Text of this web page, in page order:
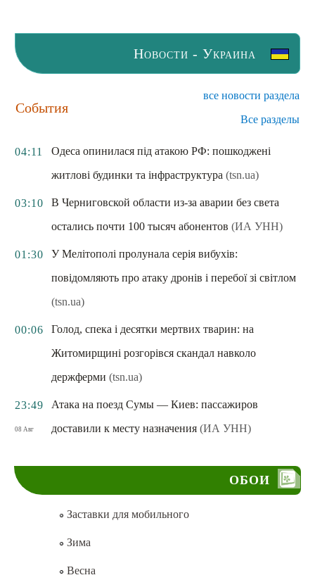
Новости - Украина
События
все новости раздела
Все разделы
04:11
Одеса опинилася під атакою РФ: пошкоджені
житлові будинки та інфраструктура (tsn.ua)
03:10
В Черниговской области из-за аварии без света
остались почти 100 тысяч абонентов (ИА УНН)
01:30
У Мелітополі пролунала серія вибухів:
повідомляють про атаку дронів і перебої зі світлом
(tsn.ua)
00:06
Голод, спека і десятки мертвих тварин: на
Житомирщині розгорівся скандал навколо
держферми (tsn.ua)
23:49
08 Авг
Атака на поезд Сумы — Киев: пассажиров
доставили к месту назначения (ИА УНН)
ОБОИ
Заставки для мобильного
Зима
Весна